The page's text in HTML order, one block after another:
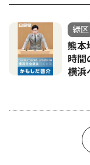
緑区
熊本
時間
横